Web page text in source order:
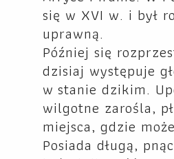
się w XVI w. i był
uprawną.
Później się
dzisiaj występuje
w stanie dzikim.
wilgotne zarośla,
miejsca, gdzie
Posiada długą,